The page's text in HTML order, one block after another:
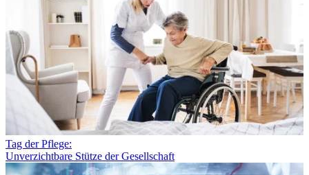
Tag der Pflege:
Unverzichtbare Stütze der Gesellschaft